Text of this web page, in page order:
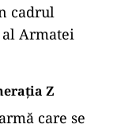
cadrul
Armatei
Z
care se